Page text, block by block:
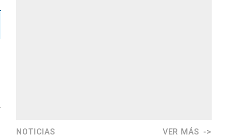
NOTICIAS VER MÁS